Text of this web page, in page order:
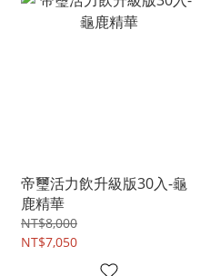
帝璽活力飲升級版30入-龜
鹿精華
NT$8,000
NT$7,050